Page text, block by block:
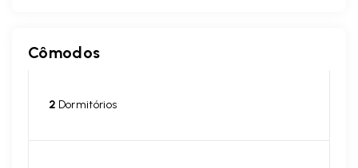
Cômodos
2 Dormitórios